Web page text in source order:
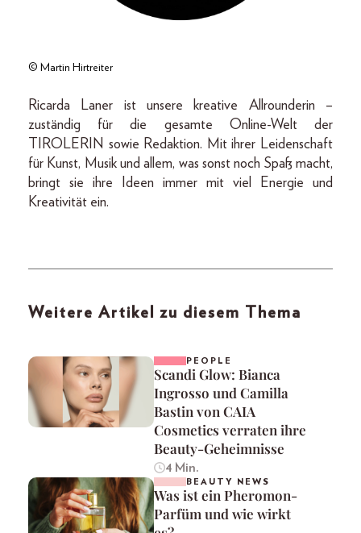
© Martin Hirtreiter
Ricarda Laner ist unsere kreative Allrounderin –
zuständig für die gesamte Online-Welt der
TIROLERIN sowie Redaktion. Mit ihrer Leidenschaft
für Kunst, Musik und allem, was sonst noch Spaß macht,
bringt sie ihre Ideen immer mit viel Energie und
Kreativität ein.
Weitere Artikel zu diesem Thema
PEOPLE
Scandi Glow: Bianca
Ingrosso und Camilla
Bastin von CAIA
Cosmetics verraten ihre
Beauty-Geheimnisse
4 Min.
BEAUTY NEWS
Was ist ein Pheromon-
Parfüm und wie wirkt